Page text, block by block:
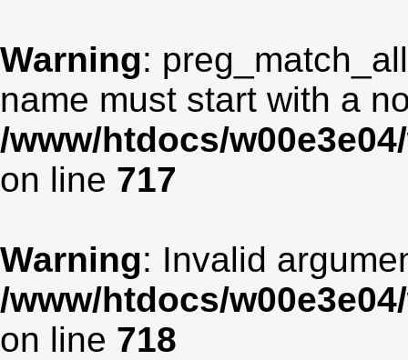
Warning:
name must start with a
/www/htdocs/
on line 717
Warning: Invalid
/www/htdocs/
on line 718